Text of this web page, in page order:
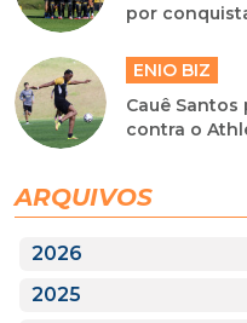
por
ENIO BIZ
Cauê
contra o
ARQUIVOS
2026
2025